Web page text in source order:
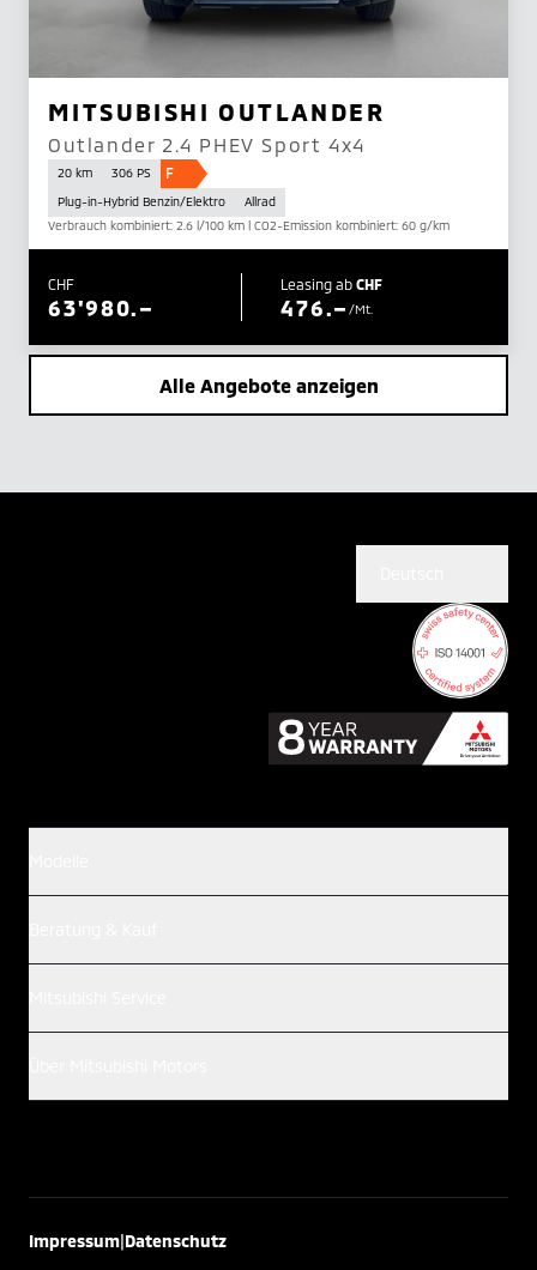
MITSUBISHI OUTLANDER
Outlander 2.4 PHEV Sport 4x4
20 km 306 PS F
Plug-in-Hybrid Benzin/Elektro
Allrad
Verbrauch kombiniert: 2.6 l/100 km | CO2-Emission kombiniert: 60 g/km
CHF
63'980.–
Leasing abCHF
476.–/Mt.
Alle Angebote anzeigen
Impressum|Datenschutz